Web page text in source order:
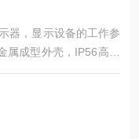
器，显示设备的工作参
成型外壳，IP56高防
观大方，利于清洁且防